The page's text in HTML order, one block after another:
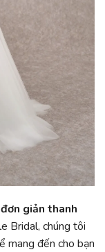
giản thanh
Bridal, chúng tôi
mang đến cho bạn